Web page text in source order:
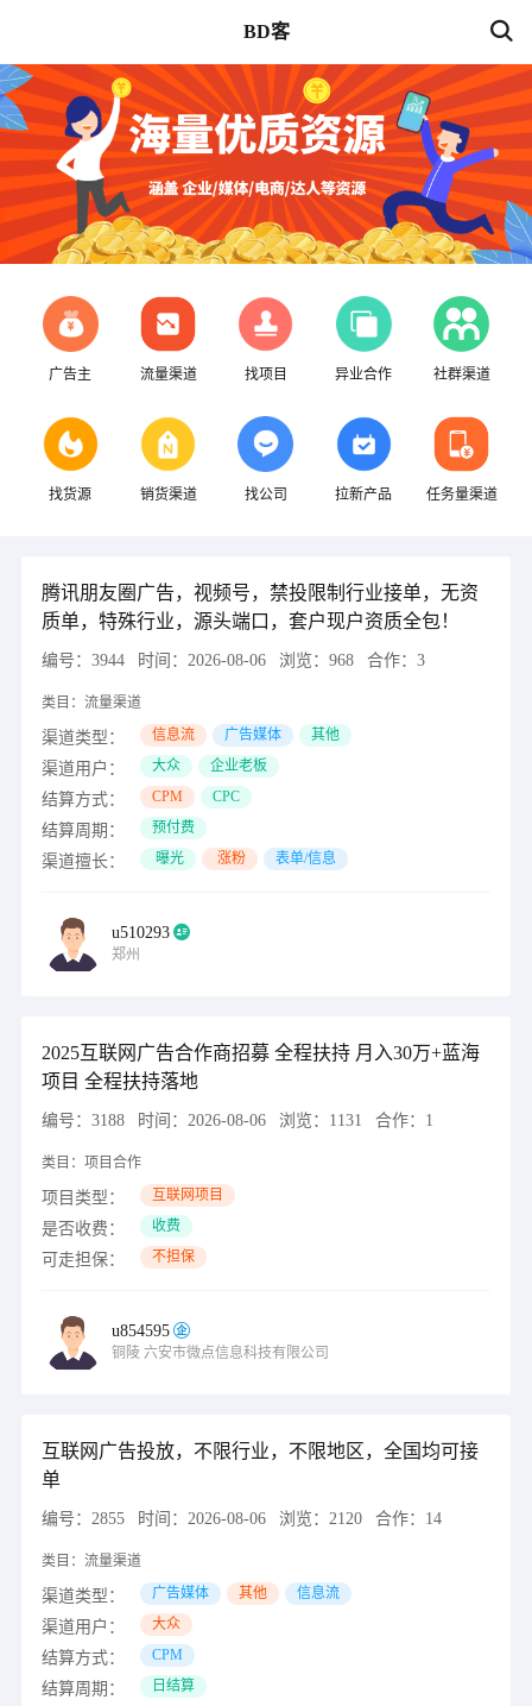
BD客
广告主 流量渠道 找项目 异业合作 社群渠道
找货源 销货渠道 找公司 拉新产品 任务量渠道
腾讯朋友圈广告，视频号，禁投限制行业接单，无资
质单，特殊行业，源头端口，套户现户资质全包！
编号： 3944 时间： 2026-08-06 浏览： 968 合作： 3
类目： 流量渠道
渠道类型： 信息流 广告媒体 其他
渠道用户： 大众 企业老板
结算方式： CPM CPC
结算周期： 预付费
渠道擅长： 曝光 涨粉 表单/信息
u510293
郑州
2025互联网广告合作商招募 全程扶持 月入30万+蓝海
项目 全程扶持落地
编号： 3188 时间： 2026-08-06 浏览： 1131 合作： 1
类目： 项目合作
项目类型： 互联网项目
是否收费： 收费
可走担保： 不担保
u854595
铜陵 六安市微点信息科技有限公司
互联网广告投放，不限行业，不限地区，全国均可接
单
编号： 2855 时间： 2026-08-06 浏览： 2120 合作： 14
类目： 流量渠道
渠道类型： 广告媒体 其他 信息流
渠道用户： 大众
结算方式： CPM
结算周期： 日结算